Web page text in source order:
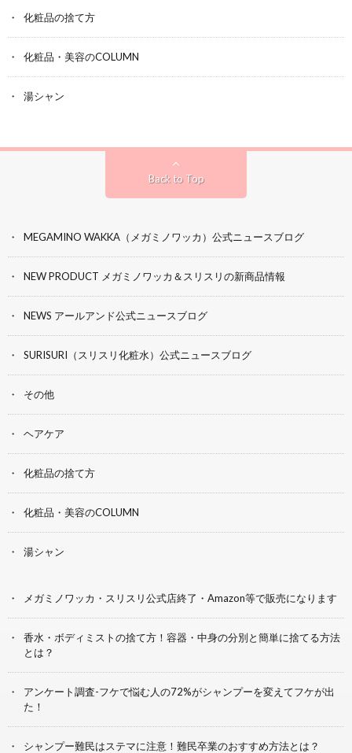
化粧品の捨て方
化粧品・美容のCOLUMN
湯シャン
Back to Top
MEGAMINO WAKKA（メガミノワッカ）公式ニュースブログ
NEW PRODUCT メガミノワッカ＆スリスリの新商品情報
NEWS アールアンド公式ニュースブログ
SURISURI（スリスリ化粧水）公式ニュースブログ
その他
ヘアケア
化粧品の捨て方
化粧品・美容のCOLUMN
湯シャン
メガミノワッカ・スリスリ公式店終了・Amazon等で販売になります
香水・ボディミストの捨て方！容器・中身の分別と簡単に捨てる方法
とは？
アンケート調査-フケで悩む人の72%がシャンプーを変えてフケが出
た！
シャンプー難民はステマに注意！難民卒業のおすすめ方法とは？